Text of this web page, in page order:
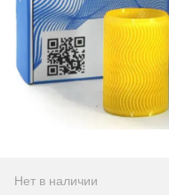
Нет в наличии